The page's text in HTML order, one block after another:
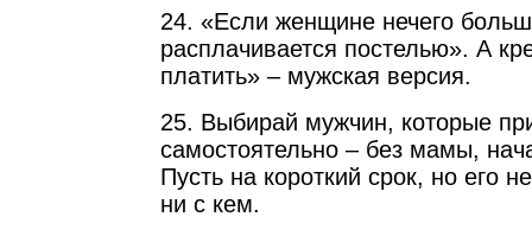
24. «Если женщине нечего
расплачивается постелью». А
платить» – мужская версия.
25. Выбирай мужчин, которые
самостоятельно – без мамы,
Пусть на короткий срок, но его
ни с кем.